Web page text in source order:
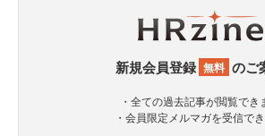
新規会員登録 無料 のご
・全ての過去記事が閲覧でき
・会員限定メルマガを受信で